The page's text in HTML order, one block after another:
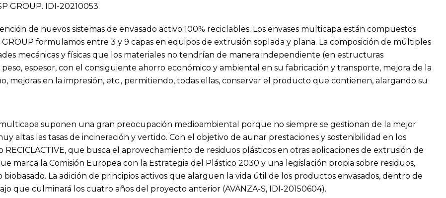
GROUP. IDI-20210053.
de nuevos sistemas de envasado activo 100% reciclables. Los envases multicapa están compuestos
formulamos entre 3 y 9 capas en equipos de extrusión soplada y plana. La composición de múltiples
mecánicas y físicas que los materiales no tendrían de manera independiente (en estructuras
espesor, con el consiguiente ahorro económico y ambiental en su fabricación y transporte, mejora de la
mejoras en la impresión, etc., permitiendo, todas ellas, conservar el producto que contienen, alargando su
suponen una gran preocupación medioambiental porque no siempre se gestionan de la mejor
altas las tasas de incineración y vertido. Con el objetivo de aunar prestaciones y sostenibilidad en los
que busca el aprovechamiento de residuos plásticos en otras aplicaciones de extrusión de
marca la Comisión Europea con la Estrategia del Plástico 2030 y una legislación propia sobre residuos,
La adición de principios activos que alarguen la vida útil de los productos envasados, dentro de
que culminará los cuatro años del proyecto anterior (AVANZA-S, IDI-20150604).